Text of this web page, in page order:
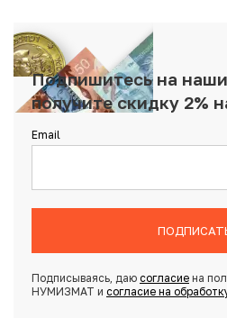
Подпишитесь на
получите скидку 2%
Email
Подписываясь, даю согласиена
НУМИЗМАТ и согласие на